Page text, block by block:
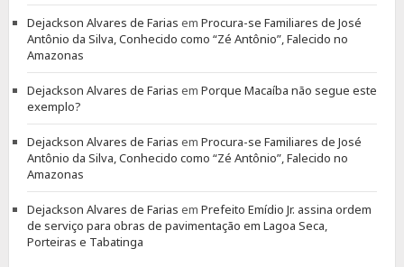
Dejackson Alvares de Farias em Procura-se Familiares de José
Antônio da Silva, Conhecido como “Zé Antônio”, Falecido no
Amazonas
Dejackson Alvares de Farias em Porque Macaíba não segue este
exemplo?
Dejackson Alvares de Farias em Procura-se Familiares de José
Antônio da Silva, Conhecido como “Zé Antônio”, Falecido no
Amazonas
Dejackson Alvares de Farias em Prefeito Emídio Jr. assina ordem
de serviço para obras de pavimentação em Lagoa Seca,
Porteiras e Tabatinga